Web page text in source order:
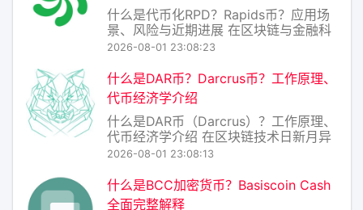
什么是代币化RPD？Rapids币？应用场
景、风险与近期进展 在区块链与金融科
技的交汇处，“代币化”已成为高频词。而
项目——它并非简单的“加密货币”，而是
一种代币化的实物资产权益凭证，旨在
将传统流动性较差的资产（
2026-08-01 23:08:23
什么是DAR币？Darcrus币？工作原理、
代币经济学介绍
什么是DAR币（Darcrus）？工作原理、
代币经济学介绍 在区块链技术日新月异
的今天，各种去中心化应用（DApp）和
号：DAR，项目名：Darcrus）便是一个
专注于数据存储与账本互操作性的区块
2026-08-01 23:08:13
什么是BCC加密货币？Basiscoin Cash
全面完整解释